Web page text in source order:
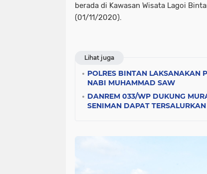
berada di Kawasan Wisata Lagoi
(01/11/2020).
Lihat juga
POLRES BINTAN LAKSANAKAN
NABI MUHAMMAD SAW
DANREM 033/WP DUKUNG
SENIMAN DAPAT TERSALURKAN